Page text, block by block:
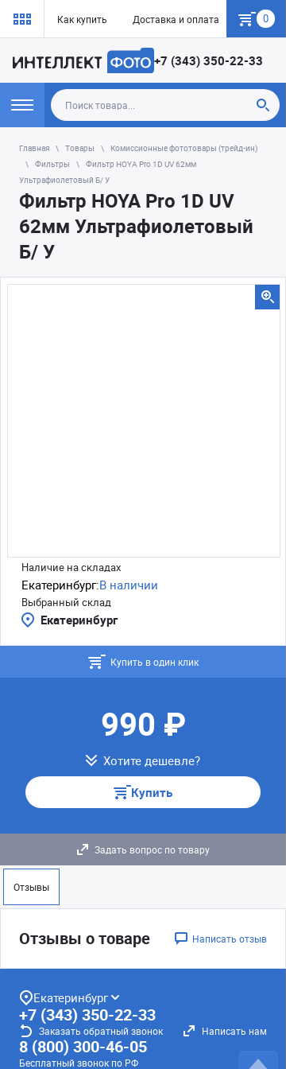
Как купить Доставка и оплата Гарантия
0
+7 (343) 350-22-33
Главная Товары
Комиссионные фототовары (трейд-ин)
Фильтры
Фильтр HOYA Pro 1D UV 62мм
Ультрафиолетовый Б/ У
Фильтр HOYA Pro 1D UV
62мм Ультрафиолетовый
Б/ У
Наличие на складах
Екатеринбург:В наличии
Выбранный склад
Екатеринбург
Купить в один клик
990 ₽
Хотите дешевле?
Купить
Задать вопрос по товару
Отзывы
Отзывы о товаре Написать отзыв
Екатеринбург
+7 (343) 350-22-33
Заказать обратный звонок Написать нам
8 (800) 300-46-05
Бесплатный звонок по РФ